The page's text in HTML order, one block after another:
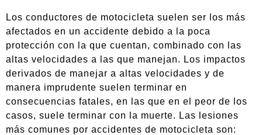
Los conductores de motocicleta suelen ser los más
afectados en un accidente debido a la poca
protección con la que cuentan, combinado con las
altas velocidades a las que manejan. Los impactos
derivados de manejar a altas velocidades y de
manera imprudente suelen terminar en
consecuencias fatales, en las que en el peor de los
casos, suele terminar con la muerte. Las lesiones
más comunes por accidentes de motocicleta son: